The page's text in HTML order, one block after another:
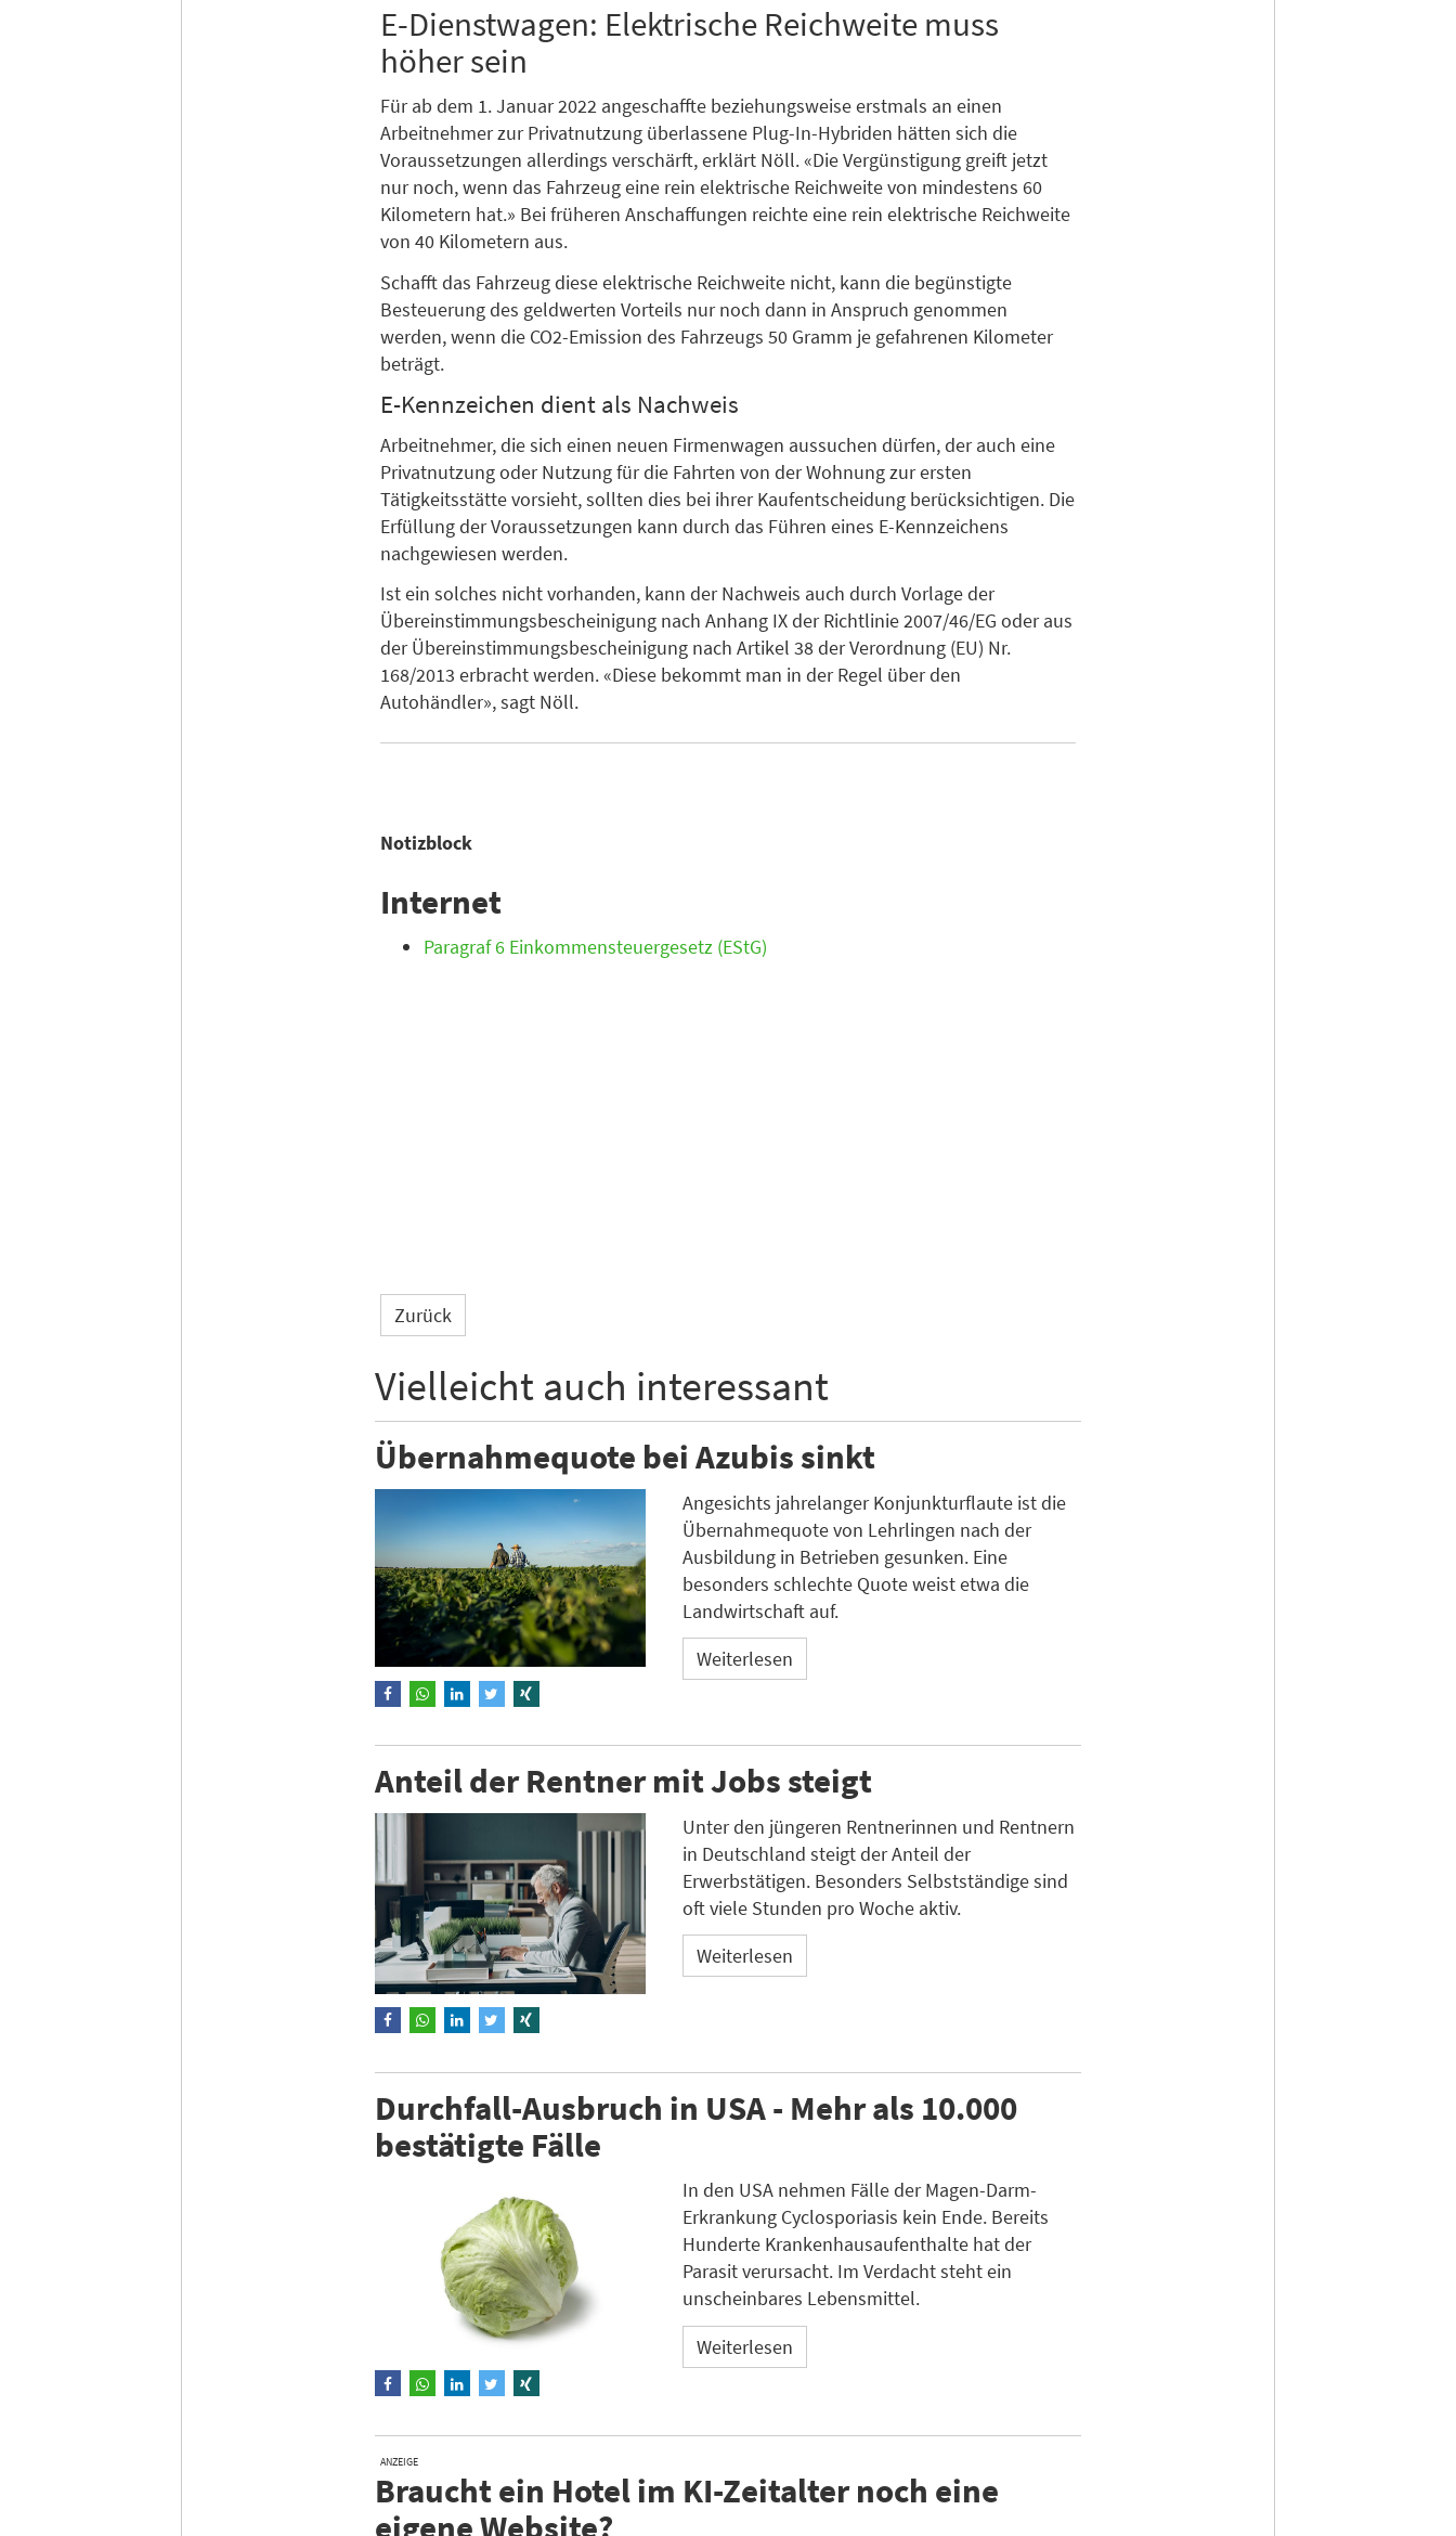
E-Dienstwagen: Elektrische Reichweite muss
höher sein
Für ab dem 1. Januar 2022 angeschaffte beziehungsweise erstmals an einen
Arbeitnehmer zur Privatnutzung überlassene Plug-In-Hybriden hätten sich die
Voraussetzungen allerdings verschärft, erklärt Nöll. «Die Vergünstigung greift jetzt
nur noch, wenn das Fahrzeug eine rein elektrische Reichweite von mindestens 60
Kilometern hat.» Bei früheren Anschaffungen reichte eine rein elektrische Reichweite
von 40 Kilometern aus.
Schafft das Fahrzeug diese elektrische Reichweite nicht, kann die begünstigte
Besteuerung des geldwerten Vorteils nur noch dann in Anspruch genommen
werden, wenn die CO2-Emission des Fahrzeugs 50 Gramm je gefahrenen Kilometer
beträgt.
E-Kennzeichen dient als Nachweis
Arbeitnehmer, die sich einen neuen Firmenwagen aussuchen dürfen, der auch eine
Privatnutzung oder Nutzung für die Fahrten von der Wohnung zur ersten
Tätigkeitsstätte vorsieht, sollten dies bei ihrer Kaufentscheidung berücksichtigen. Die
Erfüllung der Voraussetzungen kann durch das Führen eines E-Kennzeichens
nachgewiesen werden.
Ist ein solches nicht vorhanden, kann der Nachweis auch durch Vorlage der
Übereinstimmungsbescheinigung nach Anhang IX der Richtlinie 2007/46/EG oder aus
der Übereinstimmungsbescheinigung nach Artikel 38 der Verordnung (EU) Nr.
168/2013 erbracht werden. «Diese bekommt man in der Regel über den
Autohändler», sagt Nöll.
Notizblock
Internet
Paragraf 6 Einkommensteuergesetz (EStG)
Zurück
Vielleicht auch interessant
Übernahmequote bei Azubis sinkt
Angesichts jahrelanger Konjunkturflaute ist die
Übernahmequote von Lehrlingen nach der
Ausbildung in Betrieben gesunken. Eine
besonders schlechte Quote weist etwa die
Landwirtschaft auf.
Weiterlesen
Anteil der Rentner mit Jobs steigt
Unter den jüngeren Rentnerinnen und Rentnern
in Deutschland steigt der Anteil der
Erwerbstätigen. Besonders Selbstständige sind
oft viele Stunden pro Woche aktiv.
Weiterlesen
Durchfall-Ausbruch in USA - Mehr als 10.000
bestätigte Fälle
In den USA nehmen Fälle der Magen-Darm-
Erkrankung Cyclosporiasis kein Ende. Bereits
Hunderte Krankenhausaufenthalte hat der
Parasit verursacht. Im Verdacht steht ein
unscheinbares Lebensmittel.
Weiterlesen
ANZEIGE
Braucht ein Hotel im KI-Zeitalter noch eine
eigene Website?